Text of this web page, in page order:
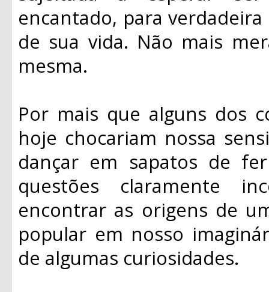
encantado, para
de sua vida. Não mais
mesma.
Por mais que alguns dos
hoje chocariam nossa
dançar em sapatos de
questões claramente
encontrar as origens de
popular em nosso
de algumas curiosidades.